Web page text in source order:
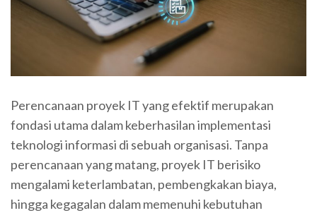
Perencanaan proyek IT yang efektif merupakan
fondasi utama dalam keberhasilan implementasi
teknologi informasi di sebuah organisasi. Tanpa
perencanaan yang matang, proyek IT berisiko
mengalami keterlambatan, pembengkakan biaya,
hingga kegagalan dalam memenuhi kebutuhan